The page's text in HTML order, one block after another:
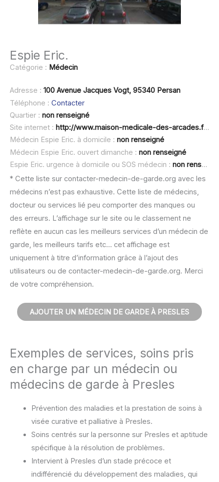
Espie Eric.
Catégorie : Médecin
Adresse : 100 Avenue Jacques Vogt, 95340 Persan
Téléphone : Contacter
Quartier : non renseigné
Site internet : http://www.maison-medicale-des-arcades.fr/rendez-vous/dr-espie-eric-medecin-generaliste-persan.html
Médecin Espie Eric. à domicile : non renseigné
Médecin Espie Eric. ouvert dimanche : non renseigné
Espie Eric. urgence à domicile ou SOS médecin : non renseigné
* Cette liste sur contacter-medecin-de-garde.org avec les
médecins n’est pas exhaustive. Cette liste de médecins,
docteur ou services lié peu comporter des manques ou
des erreurs. L’affichage sur le site ou le classement ne
reflète en aucun cas les meilleurs services d’un médecin de
garde, les meilleurs tarifs etc… cet affichage est
uniquement à titre d’information grâce à l’ajout des
utilisateurs ou de contacter-medecin-de-garde.org. Merci
de votre compréhension.
AJOUTER UN MÉDECIN DE GARDE À PRESLES
Exemples de services, soins pris
en charge par un médecin ou
médecins de garde à Presles
Prévention des maladies et la prestation de soins à
visée curative et palliative à Presles.
Soins centrés sur la personne sur Presles et aptitude
spécifique à la résolution de problèmes.
Intervient à Presles d’un stade précoce et
indifférencié du développement des maladies, qui